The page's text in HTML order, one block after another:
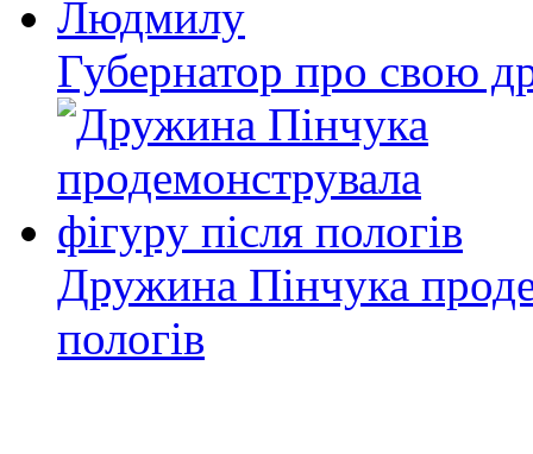
Губернатор про свою
Дружина Пінчука
пологів